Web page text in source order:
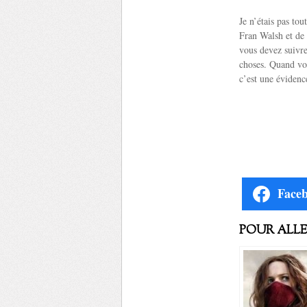
Je n’étais pas
Fran Walsh et
vous devez
choses. Quand
c’est une
POUR